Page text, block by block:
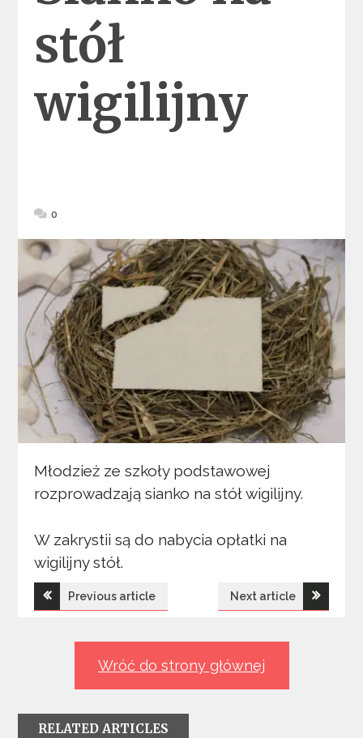
stół
wigilijny
0
Młodzież ze szkoły podstawowej
rozprowadzają sianko na stół wigilijny.
W zakrystii są do nabycia opłatki na
wigilijny stół.
Nawigacja
Previous article Next article
Wróć do strony głównej
RELATED ARTICLES